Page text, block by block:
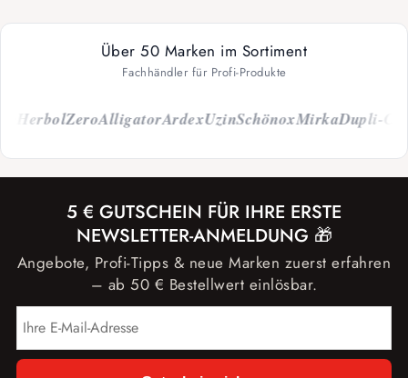
Über 50 Marken im Sortiment
Fachhändler für Profi-Produkte
HerbolZeroAlligatorArdexUzinSchönoxMirkaDupli-
5 € GUTSCHEIN FÜR IHRE ERSTE
NEWSLETTER-ANMELDUNG 🎁
Angebote, Profi-Tipps & neue Marken zuerst erfahren
– ab 50 € Bestellwert einlösbar.